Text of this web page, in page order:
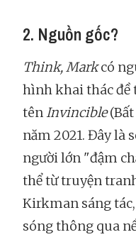
2. Nguồn gốc?
Think, Markcó
hình khai thác đề
tênInvincible(Bất
năm 2021. Đây là
người lớn "đậm
thể từ truyện
Kirkman sáng
sóng thông qua